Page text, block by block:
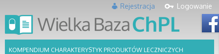
Logowanie
Rejestracja
KOMPENDIUM CHARAKTERYSTYK PRODUKTÓW LECZNICZYCH